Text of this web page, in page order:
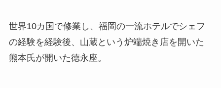
世界10カ国で修業し、福岡の一流ホテルでシェフ
の経験を経験後、山蔵という炉端焼き店を開いた
熊本氏が開いた徳永座。